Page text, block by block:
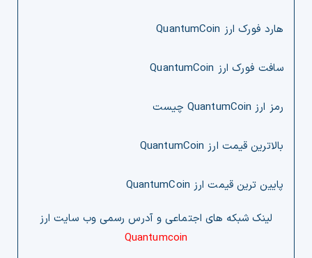
هارد فورک ارز QuantumCoin
سافت فورک ارز QuantumCoin
رمز ارز QuantumCoin چیست
بالاترین قیمت ارز QuantumCoin
پایین ترین قیمت ارز QuantumCoin
لینک‌ شبکه های اجتماعی و آدرس رسمی وب‌ سایت ارز
Quantumcoin